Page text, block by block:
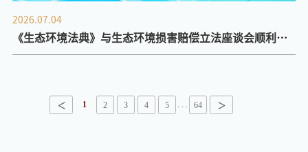
2026.07.04
《生态环境法典》与生态环境损害赔偿立法座谈会顺利召
开
< 1 2 3 4 5 . . . 64 >